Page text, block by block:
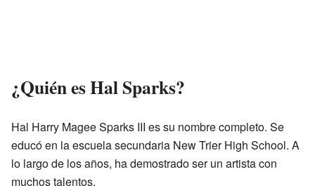
¿Quién es Hal Sparks?
Hal Harry Magee Sparks III es su nombre completo. Se
educó en la escuela secundaria New Trier High School. A
lo largo de los años, ha demostrado ser un artista con
muchos talentos.